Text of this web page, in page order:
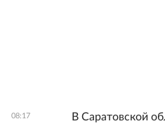
08:17
В Саратовской